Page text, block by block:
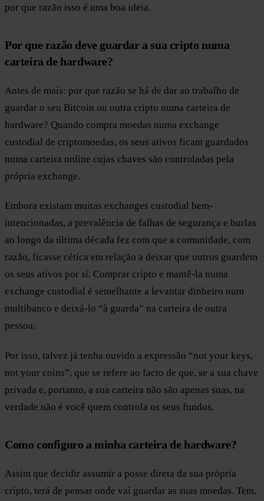
por que razão isso é uma boa ideia.
Por que razão deve guardar a sua cripto numa
carteira de hardware?
Antes de mais: por que razão se há de dar ao trabalho de
guardar o seu Bitcoin ou outra cripto numa carteira de
hardware? Quando compra moedas numa exchange
custodial de criptomoedas, os seus ativos ficam guardados
numa carteira online cujas chaves são controladas pela
própria exchange.
Embora existam muitas exchanges custodial bem-
intencionadas, a prevalência de falhas de segurança e burlas
ao longo da última década fez com que a comunidade, com
razão, ficasse cética em relação a deixar que outros guardem
os seus ativos por si. Comprar cripto e mantê-la numa
exchange custodial é semelhante a levantar dinheiro num
multibanco e deixá-lo “à guarda” na carteira de outra
pessoa.
Por isso, talvez já tenha ouvido a expressão “not your keys,
not your coins”, que se refere ao facto de que, se a sua chave
privada e, portanto, a sua carteira não são apenas suas, na
verdade não é você quem controla os seus fundos.
Como configuro a minha carteira de hardware?
Assim que decidir assumir a posse direta da sua própria
cripto, terá de pensar onde vai guardar as suas moedas. Tem,